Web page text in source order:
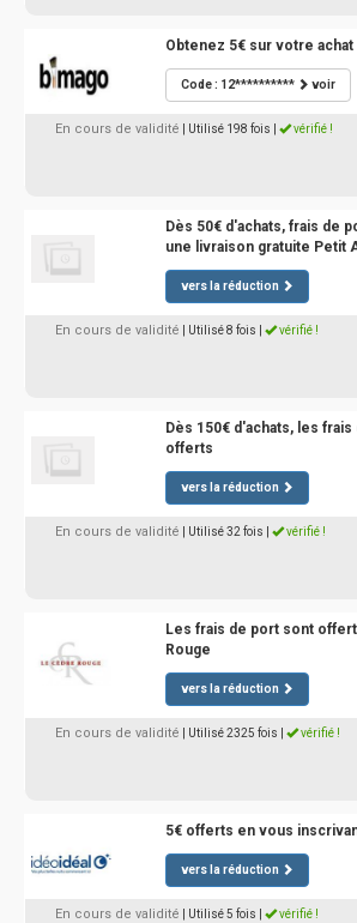
Obtenez 5€ sur votre achat
Code : 12********** voir
En cours de validité | Utilisé 198 fois vérifié !
Dès 50€ d'achats, frais de
une livraison gratuite Petit
vers la réduction
En cours de validité | Utilisé 8 fois vérifié !
Dès 150€ d'achats, les
offerts
vers la réduction
En cours de validité | Utilisé 32 fois vérifié !
Les frais de port sont
Rouge
vers la réduction
En cours de validité | Utilisé 2325 fois vérifié !
5€ offerts en vous
vers la réduction
En cours de validité | Utilisé 5 fois vérifié !